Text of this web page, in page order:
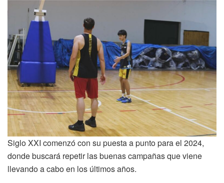
Siglo XXI comenzó con su puesta a punto para el 2024,
donde buscará repetir las buenas campañas que viene
llevando a cabo en los últimos años.